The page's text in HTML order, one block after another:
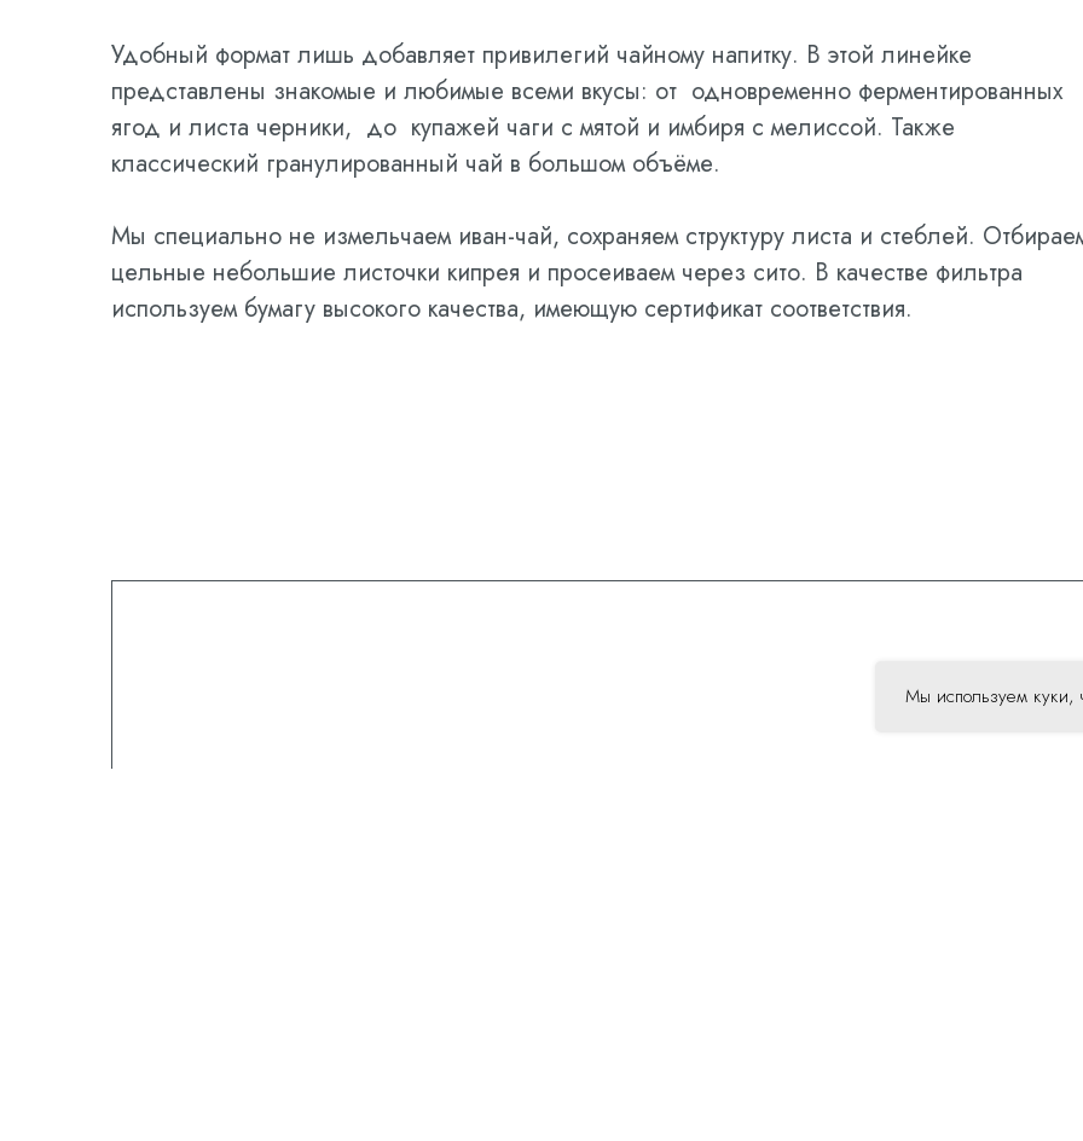
Удобный формат лишь добавляет привилегий чайному напитку. В этой линейке
представлены знакомые и любимые всеми вкусы: от одновременно ферментированных
ягод и листа черники, до купажей чаги с мятой и имбиря с мелиссой. Также
классический гранулированный чай в большом объёме.
Мы специально не измельчаем иван-чай, сохраняем структуру листа и стеблей.
цельные небольшие листочки кипрея и просеиваем через сито. В качестве фильтра
используем бумагу высокого качества, имеющую сертификат соответствия.
Мы используем куки,